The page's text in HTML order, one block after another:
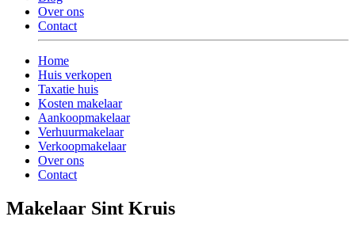
Over ons
Contact
Home
Huis verkopen
Taxatie huis
Kosten makelaar
Aankoopmakelaar
Verhuurmakelaar
Verkoopmakelaar
Over ons
Contact
Makelaar Sint Kruis